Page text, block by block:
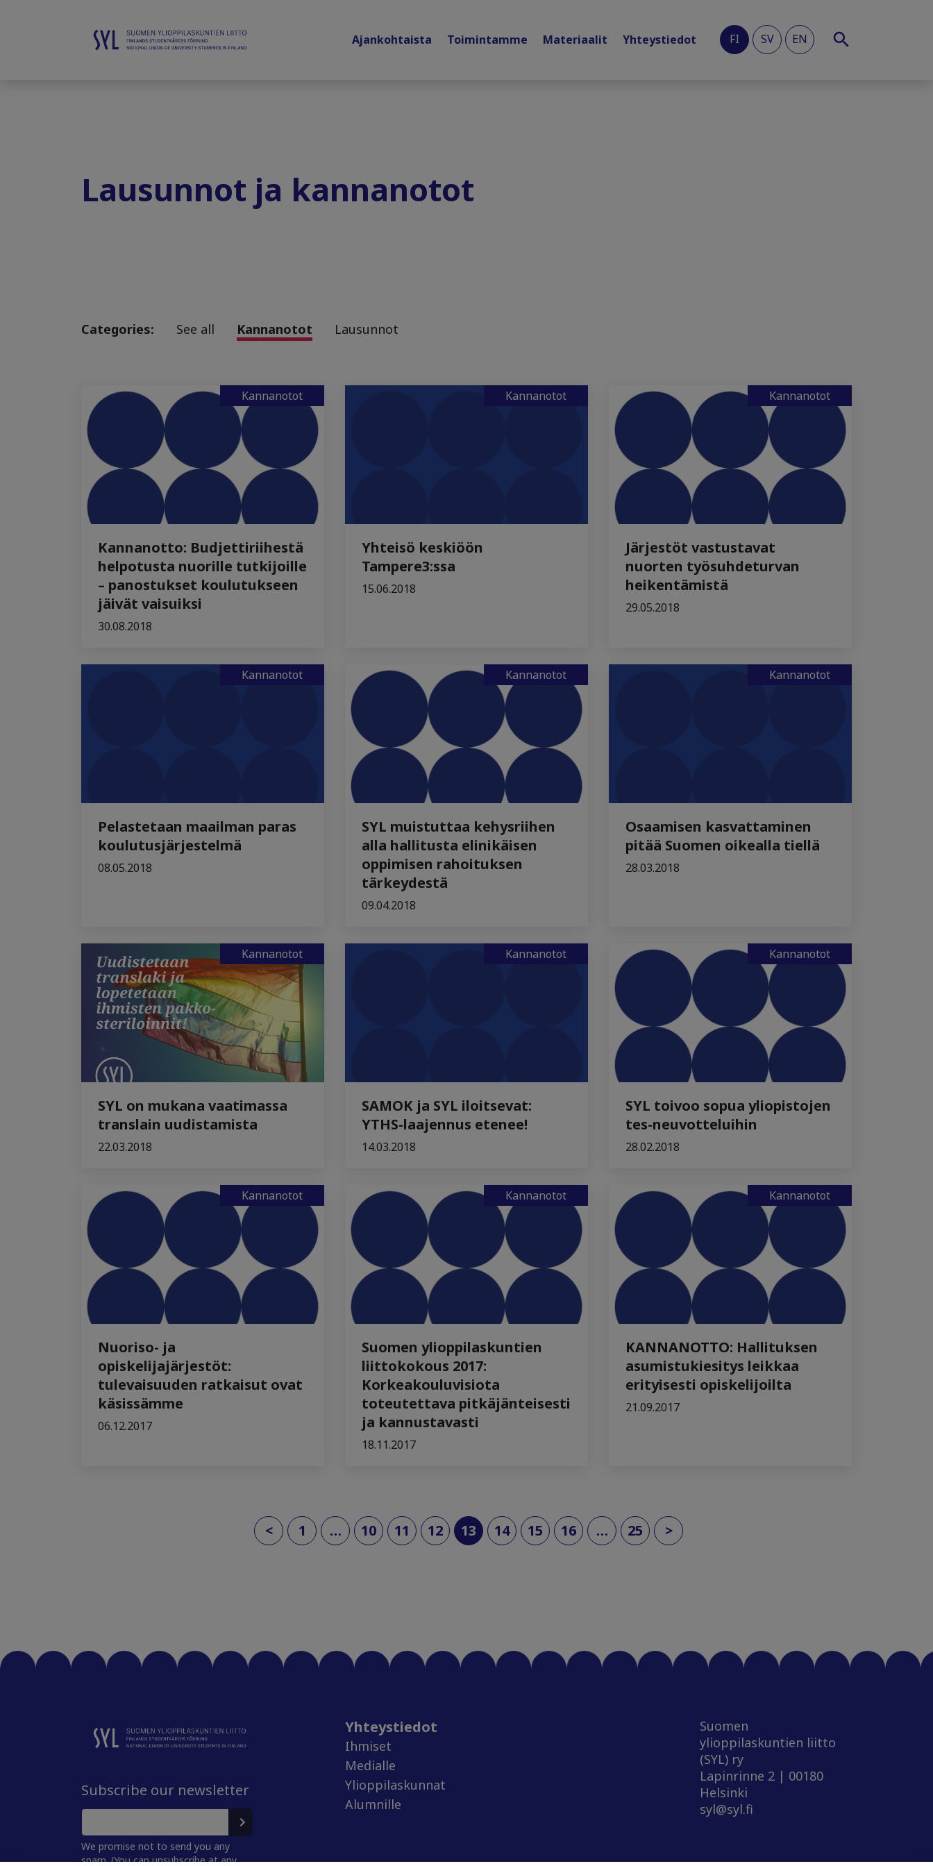
Ajankohtaista Toimintamme Materiaalit Yhteystiedot FI SV EN
Lausunnot ja kannanotot
Categories: See all Kannanotot Lausunnot
Kannanotot
Kannanotto: Budjettiriihestä
helpotusta nuorille tutkijoille
– panostukset koulutukseen
jäivät vaisuiksi
30.08.2018
Kannanotot
Yhteisö keskiöön
Tampere3:ssa
15.06.2018
Kannanotot
Järjestöt vastustavat
nuorten työsuhdeturvan
heikentämistä
29.05.2018
Kannanotot
Pelastetaan maailman paras
koulutusjärjestelmä
08.05.2018
Kannanotot
SYL muistuttaa kehysriihen
alla hallitusta elinikäisen
oppimisen rahoituksen
tärkeydestä
09.04.2018
Kannanotot
Osaamisen kasvattaminen
pitää Suomen oikealla tiellä
28.03.2018
Kannanotot
SYL on mukana vaatimassa
translain uudistamista
22.03.2018
Kannanotot
SAMOK ja SYL iloitsevat:
YTHS-laajennus etenee!
14.03.2018
Kannanotot
SYL toivoo sopua yliopistojen
tes-neuvotteluihin
28.02.2018
Kannanotot
Nuoriso- ja
opiskelijajärjestöt:
tulevaisuuden ratkaisut ovat
käsissämme
06.12.2017
Kannanotot
Suomen ylioppilaskuntien
liittokokous 2017:
Korkeakouluvisiota
toteutettava pitkäjänteisesti
ja kannustavasti
18.11.2017
Kannanotot
KANNANOTTO: Hallituksen
asumistukiesitys leikkaa
erityisesti opiskelijoilta
21.09.2017
< 1 … 10 11 12 13 (current)
14 15 16 … 25 >
Subscribe our newsletter
We promise not to send you any
spam. (You can unsubscribe at any
Yhteystiedot
Ihmiset
Medialle
Ylioppilaskunnat
Alumnille
Suomen
ylioppilaskuntien liitto
(SYL) ry
Lapinrinne 2 | 00180
Helsinki
syl@syl.fi